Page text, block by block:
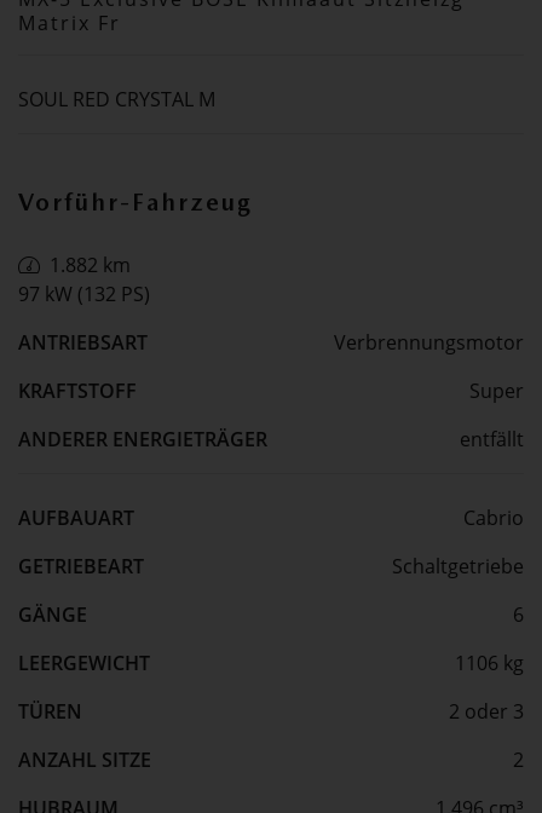
Matrix Fr
SOUL RED CRYSTAL M
Vorführ-Fahrzeug
1.882 km
97 kW (132 PS)
ANTRIEBSART
Verbrennungsmotor
KRAFTSTOFF
Super
ANDERER ENERGIETRÄGER
entfällt
AUFBAUART
Cabrio
GETRIEBEART
Schaltgetriebe
GÄNGE
6
LEERGEWICHT
1106 kg
TÜREN
2 oder 3
ANZAHL SITZE
2